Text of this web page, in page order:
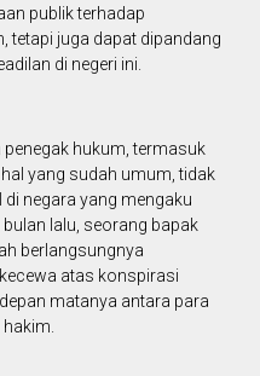
publik terhadap
tetapi juga dapat dipandang
di negeri ini.
hukum, termasuk
yang sudah umum, tidak
negara yang mengaku
lalu, seorang bapak
berlangsungnya
atas konspirasi
matanya antara para